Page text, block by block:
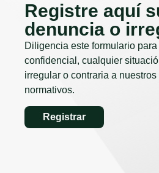
Registre aquí
denuncia o
Diligencia este formulario para
confidencial, cualquier
irregular o contraria a
normativos.
Registrar